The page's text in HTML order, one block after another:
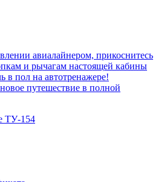
авиалайнером, прикоснитесь
и рычагам настоящей кабины
в пол на автотренажере!
путешествие в полной
ТУ-154